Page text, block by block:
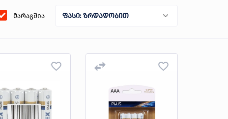
მარაგშია ფასი: ზრდადობით